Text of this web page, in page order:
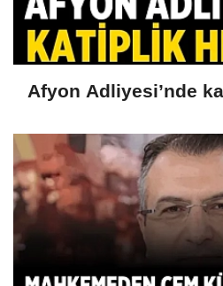
Afyon Adliyesi’nde